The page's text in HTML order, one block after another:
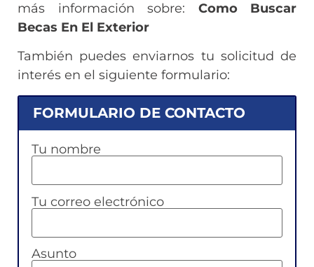
más información sobre: Como Buscar
Becas En El Exterior
También puedes enviarnos tu solicitud de
interés en el siguiente formulario:
FORMULARIO DE CONTACTO
Tu nombre
Tu correo electrónico
Asunto